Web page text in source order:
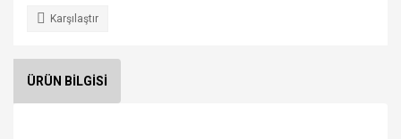
Karşılaştır
ÜRÜN BİLGİSİ